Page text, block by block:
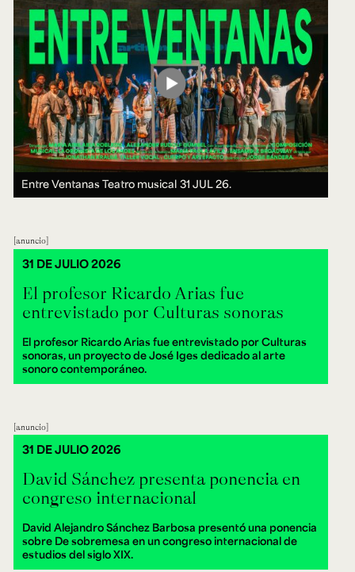
Entre Ventanas Teatro musical 31 JUL 26.
anuncio
El profesor Ricardo Arias fue
entrevistado por Culturas sonoras
El profesor Ricardo Arias fue entrevistado por Culturas
sonoras, un proyecto de José Iges dedicado al arte
sonoro contemporáneo.
31 DE JULIO 2026
anuncio
David Sánchez presenta ponencia en
congreso internacional
David Alejandro Sánchez Barbosa presentó una ponencia
sobre De sobremesa en un congreso internacional de
estudios del siglo XIX.
31 DE JULIO 2026